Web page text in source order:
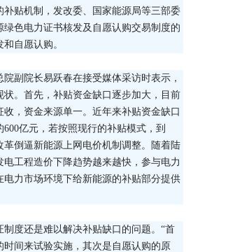
贴机制，发改委、国家能源局等三部委
色电力证书核发及自愿认购交易制度的
自愿认购。
副院长易跃春在接受媒体采访时表示，
。首先，补贴资金缺口逐步加大，目前
，资金来源单一。近年来补贴资金缺口
亿元，若按照现行的补贴模式，到
革倒逼新能源上网电价机制调整。随着陆
工程造价下降趋势越来越快，参与电力
力市场环境下给新能源的补贴部分提供
度还是难以解决补贴缺口的问题。“首
间来试验实施，其次是自愿认购的原